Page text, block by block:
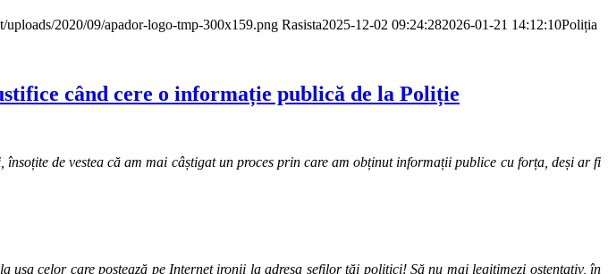
uploads/2020/09/apador-logo-tmp-300x159.png Rasista2025-12-02 09:24:282026-01-21 14:12:10Poliția
când cere o informație publică de la Poliție
însoțite de vestea că am mai câștigat un proces prin care am obținut informații publice cu forța, deși ar fi
celor care postează pe Internet ironii la adresa șefilor tăi politici! Să nu mai legitimezi ostentativ, în